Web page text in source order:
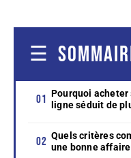
Pourquoi acheter
ligne séduit de
Quels critères
une bonne